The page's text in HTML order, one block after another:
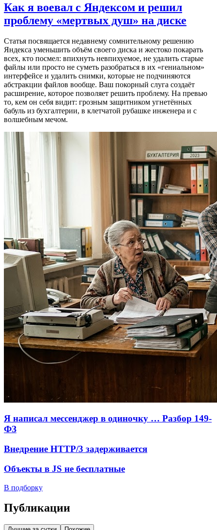
Как я воевал с Яндексом и решил
проблему «мертвых душ» на диске
Статья посвящается недавнему сомнительному решению
Яндекса уменьшить объём своего диска и жестоко покарать
всех, кто посмел: впихнуть невпихуемое, не удалить старые
файлы или просто не суметь разобраться в их «гениальном»
интерфейсе и удалить снимки, которые не подчиняются
абстракции файлов вообще. Ваш покорный слуга создаёт
расширение, которое позволяет решить проблему. На превью
то, кем он себя видит: грозным защитником угнетённых
бабуль из бухгалтерии, в клетчатой рубашке инженера и с
волшебным мечом.
Я написал мессенджер в одиночку … Разбор 149-
ФЗ
Внедрение HTTP/3 задерживается
Объекты в JS не бесплатные
В подборку
Публикации